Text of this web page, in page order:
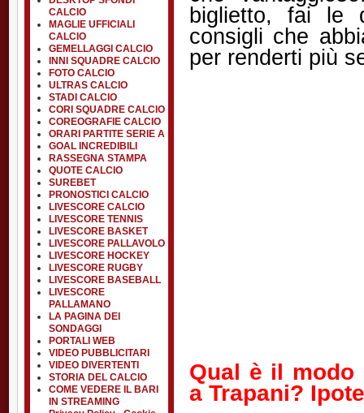
CALCIO
MAGLIE UFFICIALI
CALCIO
GEMELLAGGI CALCIO
INNI SQUADRE CALCIO
FOTO CALCIO
ULTRAS CALCIO
STADI CALCIO
CORI SQUADRE CALCIO
COREOGRAFIE CALCIO
ORARI PARTITE SERIE A
GOAL INCREDIBILI
RASSEGNA STAMPA
QUOTE CALCIO
SUREBET
PRONOSTICI CALCIO
LIVESCORE CALCIO
LIVESCORE TENNIS
LIVESCORE BASKET
LIVESCORE PALLAVOLO
LIVESCORE HOCKEY
LIVESCORE RUGBY
LIVESCORE BASEBALL
LIVESCORE
PALLAMANO
LA PAGINA DEI
SONDAGGI
PORTALI WEB
VIDEO PUBBLICITARI
VIDEO DIVERTENTI
STORIA DEL CALCIO
COME VEDERE IL BARI
IN STREAMING
biglietto, fai le
consigli che
per renderti più
Qual è il modo
a Trapani?